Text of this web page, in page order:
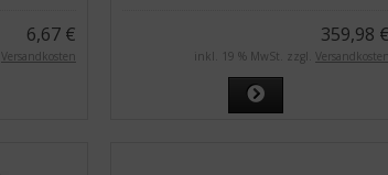
6,67 €
Versandkosten
359,98 €
inkl. 19 % MwSt. zzgl. Versandkosten